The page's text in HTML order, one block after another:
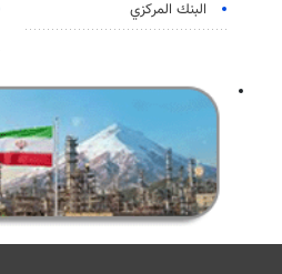
البنك المركزي